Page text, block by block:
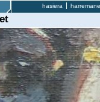
hasiera